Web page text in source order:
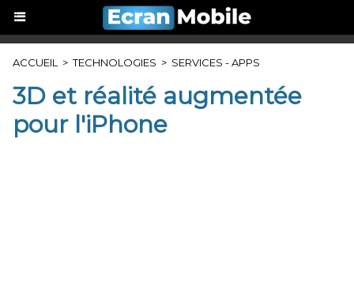
ACCUEIL > TECHNOLOGIES > SERVICES - APPS
3D et réalité augmentée
pour l'iPhone